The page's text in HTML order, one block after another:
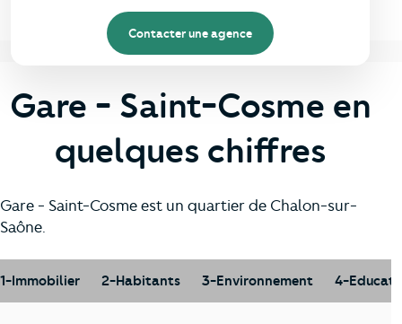
Contacter une agence
Gare - Saint-Cosme en
quelques chiffres
Gare - Saint-Cosme est un quartier de Chalon-sur-
Saône.
1-Immobilier 2-Habitants 3-Environnement 4-